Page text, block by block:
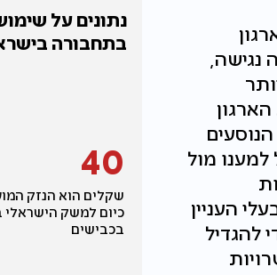
נתונים על
בתחבורה
40
שקלים הוא הנזק
כיום למשק
בכבישים
למענו מול
העניין
להגדיל